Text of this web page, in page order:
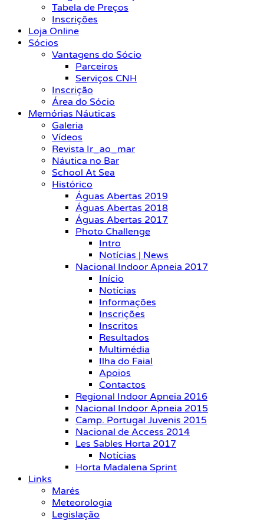
Tabela de Preços
Inscrições
Loja Online
Sócios
Vantagens do Sócio
Parceiros
Serviços CNH
Inscrição
Área do Sócio
Memórias Náuticas
Galeria
Vídeos
Revista Ir_ao_mar
Náutica no Bar
School At Sea
Histórico
Águas Abertas 2019
Águas Abertas 2018
Águas Abertas 2017
Photo Challenge
Intro
Notícias | News
Nacional Indoor Apneia 2017
Início
Notícias
Informações
Inscrições
Inscritos
Resultados
Multimédia
Ilha do Faial
Apoios
Contactos
Regional Indoor Apneia 2016
Nacional Indoor Apneia 2015
Camp. Portugal Juvenis 2015
Nacional de Access 2014
Les Sables Horta 2017
Notícias
Horta Madalena Sprint
Links
Marés
Meteorologia
Legislação